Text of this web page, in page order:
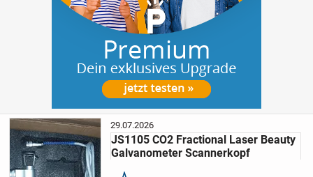
29.07.2026
JS1105 CO2 Fractional Laser Beauty
Galvanometer Scannerkopf